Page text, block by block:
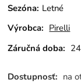
Sezóna: Letné
Výrobca: Pirelli
Záručná doba:
Dostupnosť: na